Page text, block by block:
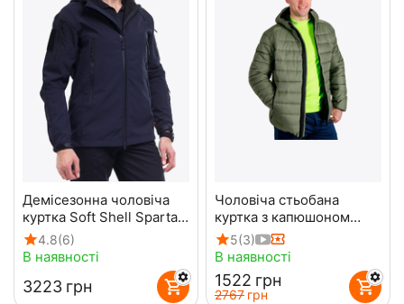
Демісезонна чоловіча
куртка Soft Shell Spartan
Navy
4.8(6)
В наявності
‍3223‍ грн
Чоловіча стьобана
куртка з капюшоном
Maximus Olive
5(3)
В наявності
‍1522‍ грн
‍2767‍ грн